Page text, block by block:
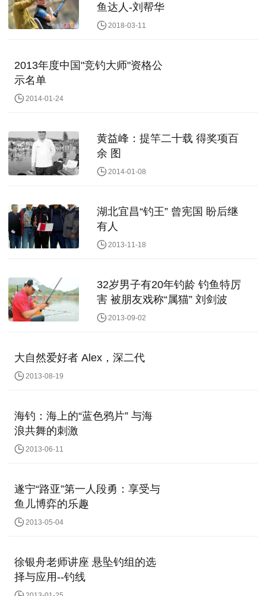
鱼达人-刘帮华
2018-03-11
2013年度中国"竞钓大师"资格公
示名单
2014-01-24
黄益峰：提竿二十载 得奖项百
余 图
2014-01-08
湖北宜昌“钓王” 曾宪国 盼后继
有人
2013-11-18
32岁男子有20年钓龄 钓鱼特厉
害 被朋友戏称“属猫” 刘剑波
2013-09-02
大自然爱好者 Alex，深二代
2013-08-19
海钓：海上的“蓝色鸦片” 与海
浪共舞的刺激
2013-06-11
遂宁“路亚”第一人段勇：享受与
鱼儿博弈的乐趣
2013-05-04
徐银舟老师讲座 悬坠钓组的选
择与应用--钓线